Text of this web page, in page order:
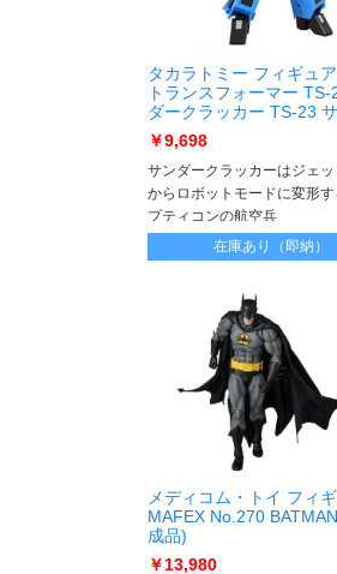
タカラトミー フィギュア
トランスフォーマー TS-
ダークラッカー TS-23
クラッカー
￥9,698
サンダークラッカーはジェ
からロボットモードに変形
プティコンの航空兵
在庫あり（即納）
メディコム・トイ フィ
MAFEX No.270
成品)
MAFEX No.270
￥13,980